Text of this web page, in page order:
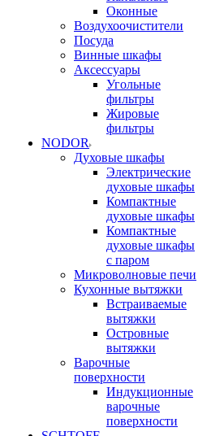
Оконные
Воздухоочистители
Посуда
Винные шкафы
Аксессуары
Угольные
фильтры
Жировые
фильтры
NODOR
Духовые шкафы
Электрические
духовые шкафы
Компактные
духовые шкафы
Компактные
духовые шкафы
с паром
Микроволновые печи
Кухонные вытяжки
Встраиваемые
вытяжки
Островные
вытяжки
Варочные
поверхности
Индукционные
варочные
поверхности